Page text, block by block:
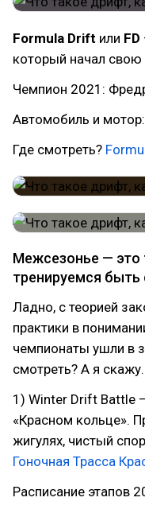
Formula Drift или FD
который начал свою
Чемпион 2021:
Автомобиль и
Где смотреть?
Межсезонье — это
тренируемся быть
Ладно, с теорией
практики в
чемпионаты ушли в
смотреть? А я скажу.
1) Winter Drift Battle
«Красном кольце».
жигулях, чистый
Гоночная Трасса
Расписание этапов